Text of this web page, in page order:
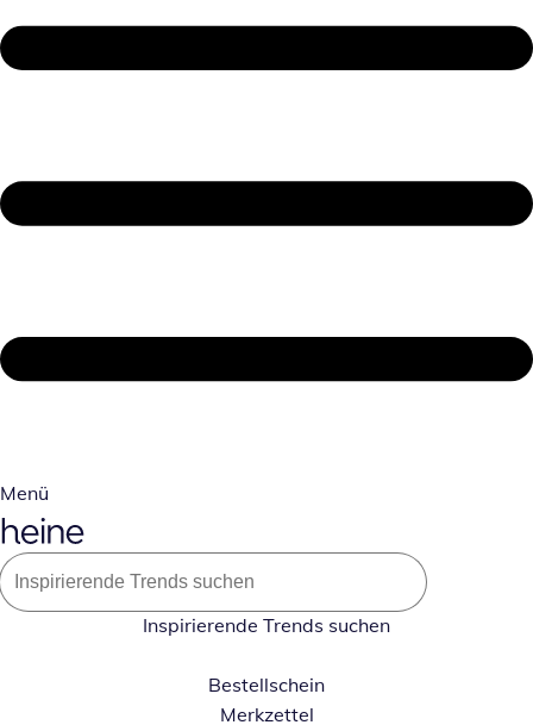
Menü
Inspirierende Trends suchen
Bestellschein
Merkzettel